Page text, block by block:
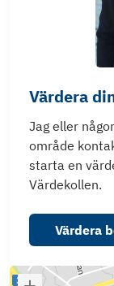
Värdera
Jag eller
område
starta en
Värdekollen.
Värdera